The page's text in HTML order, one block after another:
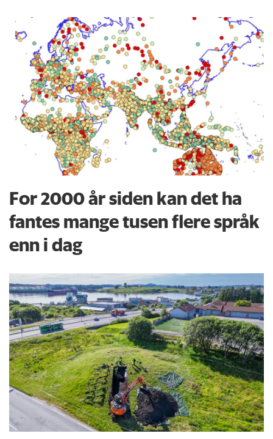
For 2000 år siden kan det ha
fantes mange tusen flere språk
enn i dag